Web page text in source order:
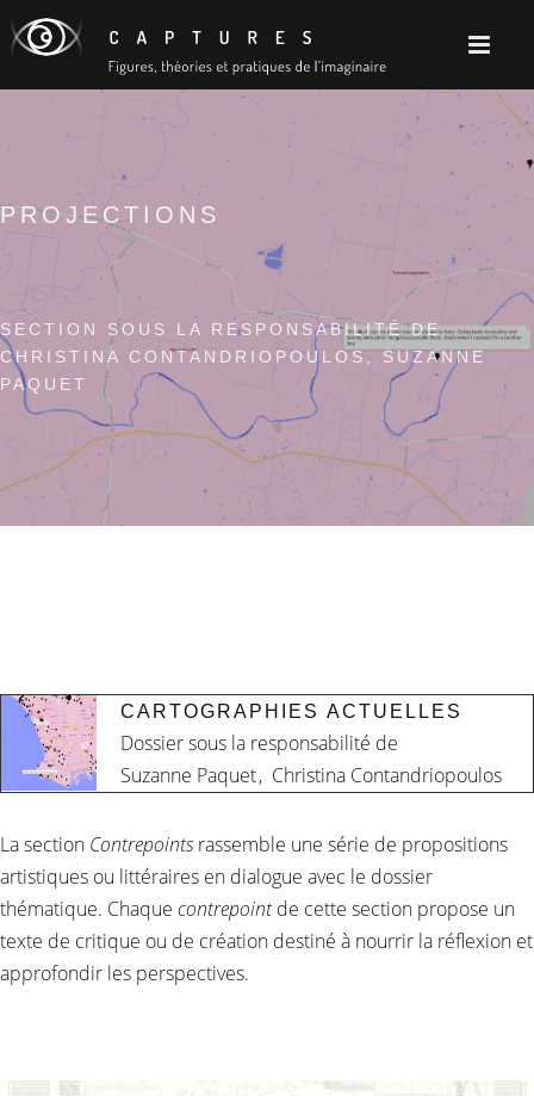
PROJECTIONS
SECTION SOUS LA RESPONSABILITÉ DE
CHRISTINA CONTANDRIOPOULOS, SUZANNE
PAQUET
CARTOGRAPHIES ACTUELLES
Dossier sous la responsabilité de
Suzanne Paquet, Christina Contandriopoulos
La section Contrepointsrassemble une série de propositions
artistiques ou littéraires en dialogue avec le dossier
thématique. Chaque contrepointde cette section propose un
texte de critique ou de création destiné à nourrir la réflexion et
approfondir les perspectives.